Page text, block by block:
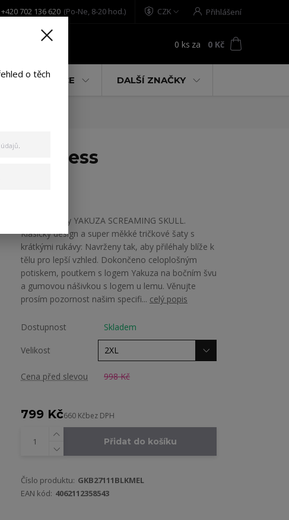
CZK Přihlášení
+420 702 136 620 (Po-Ne, 8-20 hod.)
0 ks za 0 Kč
% AKCE DALŠÍ ZNAČKY
Dress
Dámské šaty YAKUZA SCREAMING SKULL.
Klasický design a super měkké tričkové šaty s
krátkými rukávy: Navrženy tak, aby přiléhaly blíže k
tělu pro lepší vzhled. Dokončeno celoplošným
potiskem, poutkem s logem Yakuza na bočním švu
a gumovou nášivkou s logem u lemu. Věnujte
prosím pozornost našim specifi... celý popis
Dostupnost Skladem
Velikost
Cena před slevou 998 Kč
799 Kč660 Kčbez DPH
Přidat do košíku
Číslo produktu: GKB27111BLKMEL
EAN kód: 4062112358543
o těch
.